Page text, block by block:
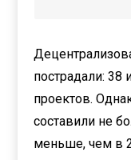
пострадали: 38
проектов.
составили не
меньше, чем в